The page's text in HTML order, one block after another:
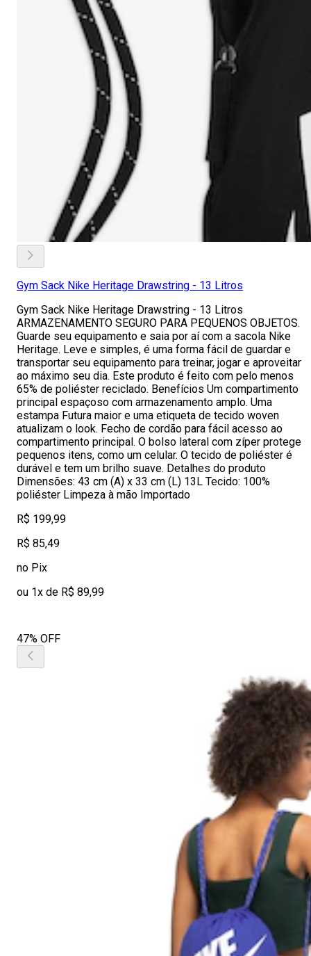
Gym Sack Nike Heritage Drawstring - 13 Litros
Gym Sack Nike Heritage Drawstring - 13 Litros
ARMAZENAMENTO SEGURO PARA PEQUENOS OBJETOS.
Guarde seu equipamento e saia por aí com a sacola Nike
Heritage. Leve e simples, é uma forma fácil de guardar e
transportar seu equipamento para treinar, jogar e aproveitar
ao máximo seu dia. Este produto é feito com pelo menos
65% de poliéster reciclado. Benefícios Um compartimento
principal espaçoso com armazenamento amplo. Uma
estampa Futura maior e uma etiqueta de tecido woven
atualizam o look. Fecho de cordão para fácil acesso ao
compartimento principal. O bolso lateral com zíper protege
pequenos itens, como um celular. O tecido de poliéster é
durável e tem um brilho suave. Detalhes do produto
Dimensões: 43 cm (A) x 33 cm (L) 13L Tecido: 100%
poliéster Limpeza à mão Importado
R$ 199,99
R$ 85,49
no Pix
ou 1x de R$ 89,99
47% OFF